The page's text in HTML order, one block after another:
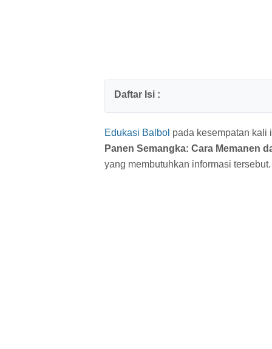
Edukasi Balbol pada kesempatan kali
Panen Semangka: Cara Memanen
yang membutuhkan informasi tersebut.